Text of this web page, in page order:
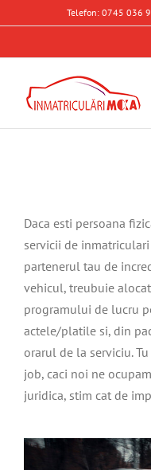
to
Telefon: 0745 036
Daca esti persoana
servicii de
partenerul tau de
vehicul, treubuie
programului de lucru
actele/platile si, din
orarul de la serviciu.
job, caci noi ne
juridica, stim cat de